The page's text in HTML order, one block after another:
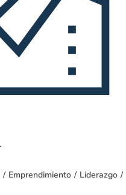
/ Emprendimiento / Liderazgo /